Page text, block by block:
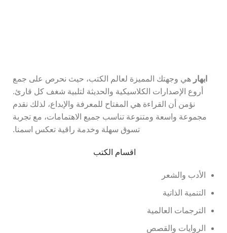
ابهار هي وجهتك المميزة لعالم الكتب، حيث نحرص على جمع
أروع الإصدارات الكلاسيكية والحديثة لتلبية شغف كل قارئ.
نؤمن أن القراءة هي المفتاح للمعرفة والإبداع، لذلك نقدم
مجموعة واسعة ومتنوعة تناسب جميع الاهتمامات، مع تجربة
تسوق سهلة وخدمة راقية تعكس اسمنا.
اقسام الكتب
الأدب والشعر
التنمية الذاتية
الترجمات العالمية
الروايات والقصص